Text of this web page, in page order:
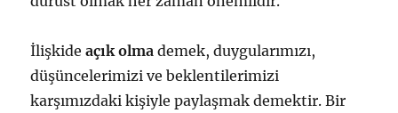
İlişkideaçık olma demek, duygularımızı,
düşüncelerimizi ve beklentilerimizi
karşımızdaki kişiyle paylaşmak demektir. Bir